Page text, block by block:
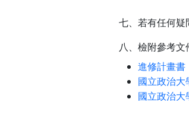
七、若有任何疑
八、檢附參考文
進修計畫書
國立政治大
國立政治大